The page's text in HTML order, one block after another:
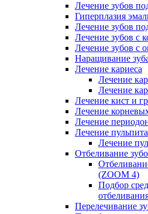
Лечение зубов
Гиперплазия
Лечение зубов
Лечение зубов с
Лечение зубов с
Наращивание
Лечение кариеса
Лечение
Лечение
Лечение кист и
Лечение
Лечение
Лечение пульпита
Лечение
Отбеливание
(ZOOM 4)
Подбор
Перелечивание